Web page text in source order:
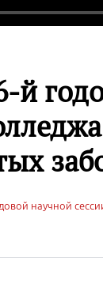
научной